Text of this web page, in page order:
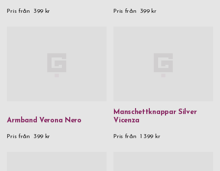
Pris från 399 kr Pris från 399 kr
Armband Verona Nero
Pris från 399 kr
Manschettknappar Silver
Vicenza
Pris från 1 399 kr